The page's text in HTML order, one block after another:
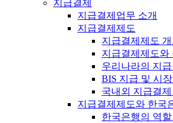
지급결제
지급결제업무 소개
지급결제제도
지급결제제도 개
지급결제제도와
우리나라의 지
BIS 지급 및 시
국내외 지급결
지급결제제도와 한국
한국은행의 역할